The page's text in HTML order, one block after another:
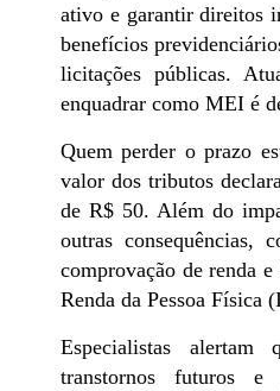
ativo e garantir direitos
benefícios
licitações públicas.
enquadrar como MEI é
Quem perder o prazo
valor dos tributos
de R$ 50. Além do
outras consequências,
comprovação de renda
Renda da Pessoa Física
Especialistas
transtornos futuros